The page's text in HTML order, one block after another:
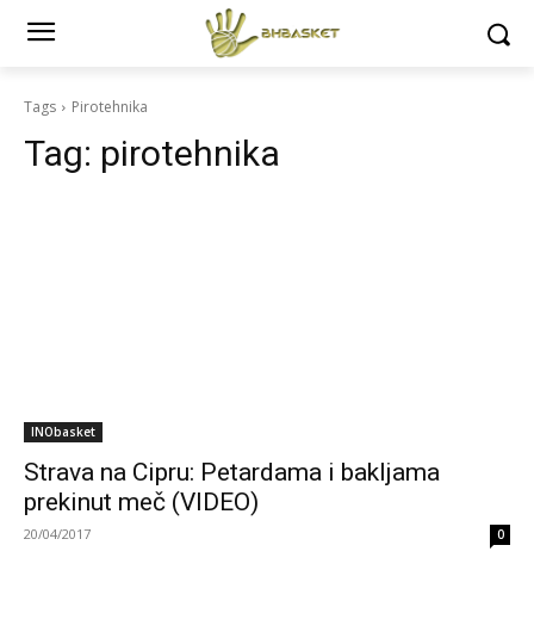
Tags Pirotehnika
Tag: pirotehnika
INObasket
Strava na Cipru: Petardama i bakljama
prekinut meč (VIDEO)
20/04/2017 0